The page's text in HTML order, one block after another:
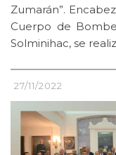
Zumarán”.
Cuerpo de
Solminihac, se
27/11/2022